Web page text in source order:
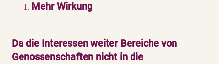
Mehr Wirkung
Da die Interessen weiter Bereiche von
Genossenschaften nicht in die